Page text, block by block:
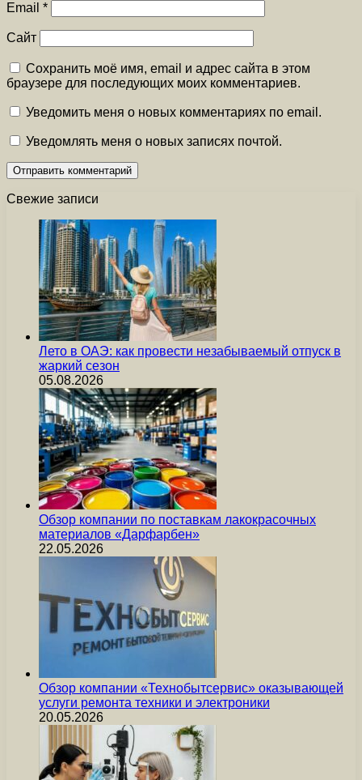
Email *
Сайт
Сохранить моё имя, email и адрес сайта в этом
браузере для последующих моих комментариев.
Уведомить меня о новых комментариях по email.
Уведомлять меня о новых записях почтой.
Свежие записи
Лето в ОАЭ: как провести незабываемый отпуск в
жаркий сезон
05.08.2026
Обзор компании по поставкам лакокрасочных
материалов «Дарфарбен»
22.05.2026
Обзор компании «Технобытсервис» оказывающей
услуги ремонта техники и электроники
20.05.2026